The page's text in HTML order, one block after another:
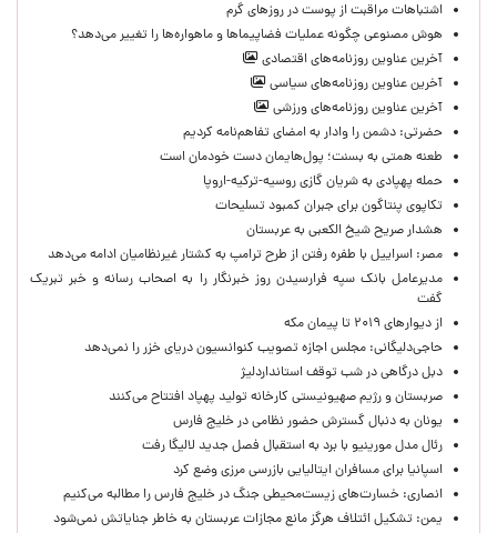
اشتباهات مراقبت از پوست در روزهای گرم
هوش مصنوعی چگونه عملیات فضاپیماها و ماهواره‌ها را تغییر می‌دهد؟
آخرین عناوین روزنامه‌های اقتصادی
آخرین عناوین روزنامه‌های سیاسی
آخرین عناوین روزنامه‌های ورزشی
حضرتی: دشمن را وادار به امضای تفاهم‌نامه کردیم
طعنه همتی به بسنت؛ پول‌هایمان دست خودمان است
حمله پهپادی به شریان گازی روسیه-ترکیه-اروپا
تکاپوی پنتاگون برای جبران کمبود تسلیحات
هشدار صریح شیخ الکعبی به عربستان
مصر: اسراییل با طفره رفتن از طرح ترامپ به کشتار غیرنظامیان ادامه می‌دهد
مدیرعامل بانک سپه فرارسیدن روز خبرنگار را به اصحاب رسانه و خبر تبریک
گفت
از دیوارهای ۲۰۱۹ تا پیمان مکه
حاجی‌دلیگانی: مجلس اجازه تصویب کنوانسیون دریای خزر را نمی‌دهد
دبل درگاهی در شب توقف استانداردلیژ
صربستان و رژیم صهیونیستی کارخانه تولید پهپاد افتتاح می‌کنند
یونان به دنبال گسترش حضور نظامی در خلیج فارس
رئال مدل مورینیو با برد به استقبال فصل جدید لالیگا رفت
اسپانیا برای مسافران ایتالیایی بازرسی مرزی وضع کرد
انصاری: خسارت‌های زیست‌محیطی جنگ در خلیج فارس را مطالبه‌ می‌کنیم
یمن: تشکیل ائتلاف هرگز مانع مجازات عربستان به خاطر جنایاتش نمی‌شود